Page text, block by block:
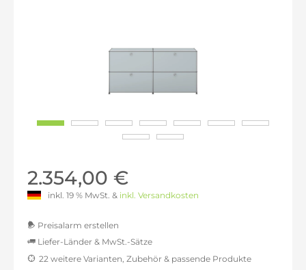
2.354,00 €
inkl. 19 % MwSt. & inkl. Versandkosten
Preisalarm erstellen
Liefer-Länder & MwSt.-Sätze
22 weitere Varianten, Zubehör & passende Produkte